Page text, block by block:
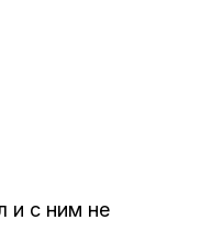
и с ним не